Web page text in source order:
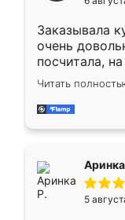
мебели буду
Заказывала
очень
посчитала,
Замерщик
делу со
за день,
Читать
5